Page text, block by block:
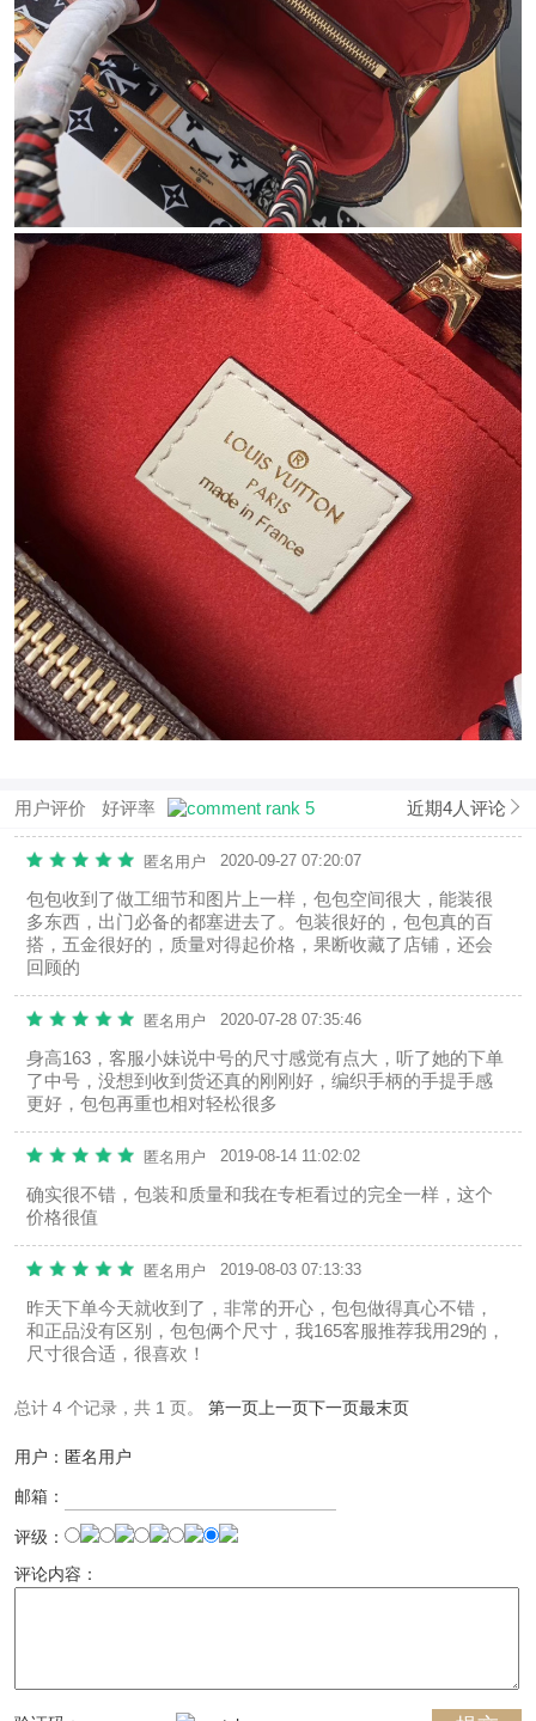
用户评价 好评率 近期4人评论
匿名用户 2020-09-27 07:20:07
包包收到了做工细节和图片上一样，包包空间很大，能装很
多东西，出门必备的都塞进去了。包装很好的，包包真的百
搭，五金很好的，质量对得起价格，果断收藏了店铺，还会
回顾的
匿名用户 2020-07-28 07:35:46
身高163，客服小妹说中号的尺寸感觉有点大，听了她的下单
了中号，没想到收到货还真的刚刚好，编织手柄的手提手感
更好，包包再重也相对轻松很多
匿名用户 2019-08-14 11:02:02
确实很不错，包装和质量和我在专柜看过的完全一样，这个
价格很值
匿名用户 2019-08-03 07:13:33
昨天下单今天就收到了，非常的开心，包包做得真心不错，
和正品没有区别，包包俩个尺寸，我165客服推荐我用29的，
尺寸很合适，很喜欢！
总计 4 个记录，共 1 页。 第一页 上一页下一页最末页
用户：匿名用户
邮箱：
评级：
评论内容：